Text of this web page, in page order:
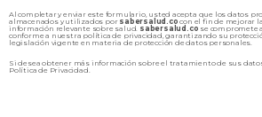
Al completar y enviar este formulario, usted acepta que los datos
almacenados y utilizados por sabersalud.co con el fin de mejorar
información relevante sobre salud. sabersalud.co se compromete
conforme a nuestra política de privacidad, garantizando su
legislación vigente en materia de protección de datos personales.
Si desea obtener más información sobre el tratamiento de sus
Política de Privacidad